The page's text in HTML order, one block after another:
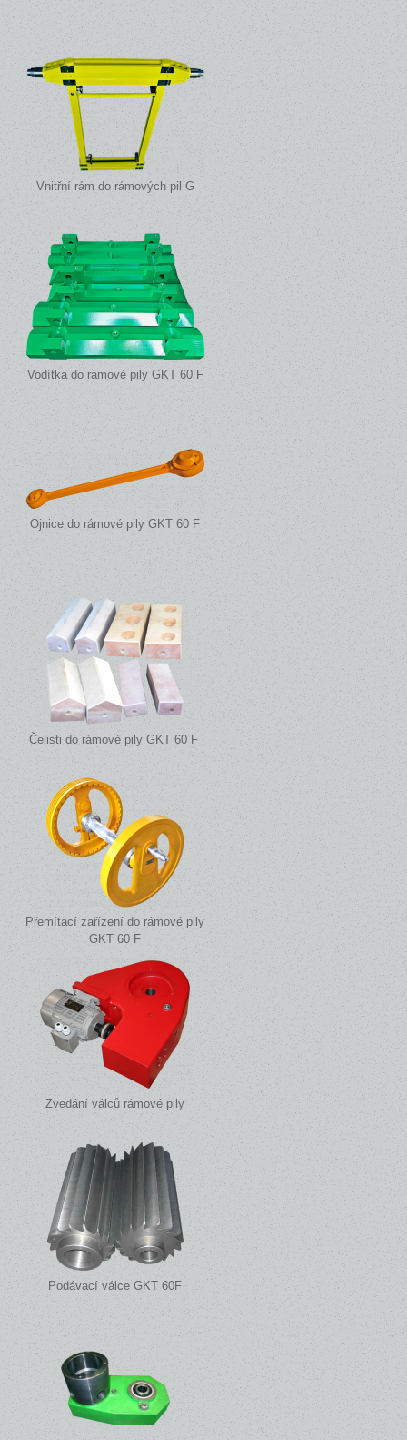
Vnitřní rám do rámových pil G
Vodítka do rámové pily GKT 60 F
Ojnice do rámové pily GKT 60 F
Čelisti do rámové pily GKT 60 F
Přemítací zařízení do rámové pily
GKT 60 F
Zvedání válců rámové pily
Podávací válce GKT 60F